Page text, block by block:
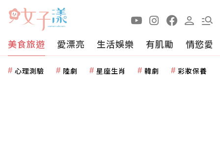
美食旅遊 愛漂亮 生活娛樂 有肌勵 情慾愛
心理測驗 陸劇 星座生肖 韓劇 彩妝保養